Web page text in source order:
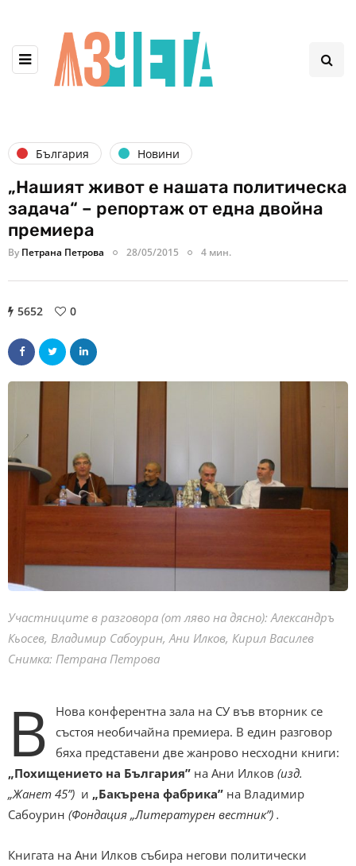
България Новини
„Нашият живот е нашата политическа
задача“ – репортаж от една двойна
премиера
By Петрана Петрова 28/05/2015 4 мин.
5652 0
Участниците в разговора (от ляво на дясно): Александръ
Кьосев, Владимир Сабоурин, Ани Илков, Кирил Василев
Снимка: Петрана Петрова
В
Нова конферентна зала на СУ във вторник се
състоя необичайна премиера. В един разговор
бяха представени две жанрово несходни книги:
„Похищението на България” на Ани Илков (изд.
„Жанет 45”) и „Бакърена фабрика” на Владимир
Сабоурин (Фондация „Литературен вестник”) .
Книгата на Ани Илков събира негови политически